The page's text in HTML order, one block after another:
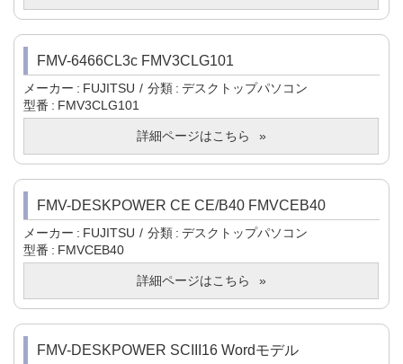
FMV-6466CL3c FMV3CLG101
メーカー FUJITSU 分類
デスクトップパソコン
型番
FMV3CLG101
詳細ページはこちら
FMV-DESKPOWER CE CE/B40 FMVCEB40
メーカー FUJITSU 分類
デスクトップパソコン
型番
FMVCEB40
詳細ページはこちら
FMV-DESKPOWER SCIII16 Wordモデル